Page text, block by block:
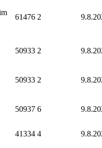
61476 2
50933 2
50933 2
50937 6
41334 4